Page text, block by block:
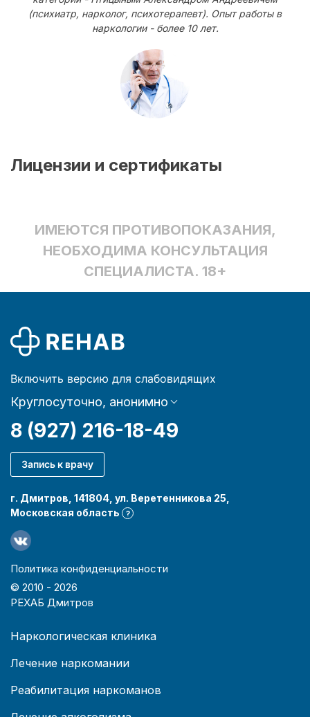
(психиатр, нарколог, психотерапевт). Опыт работы в
наркологии - более 10 лет.
Лицензии и сертификаты
ИМЕЮТСЯ ПРОТИВОПОКАЗАНИЯ,
НЕОБХОДИМА КОНСУЛЬТАЦИЯ
СПЕЦИАЛИСТА. 18+
Включить версию для слабовидящих
Круглосуточно, анонимно
8 (927) 216-18-49
Запись к врачу
г. Дмитров, 141804, ул. Веретенникова 25,
Московская область
?
Политика конфиденциальности
© 2010 - 2026
РЕХАБ Дмитров
Наркологическая клиника
Лечение наркомании
Реабилитация наркоманов